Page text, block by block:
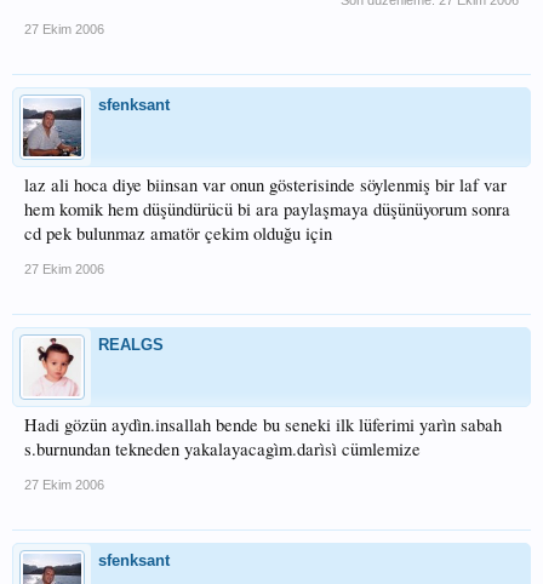
27 Ekim 2006
sfenksant
laz ali hoca diye biinsan var onun gösterisinde söylenmiş bir laf var
hem komik hem düşündürücü bi ara paylaşmaya düşünüyorum sonra
cd pek bulunmaz amatör çekim olduğu için
27 Ekim 2006
REALGS
Hadi gözün aydìn.insallah bende bu seneki ilk lüferimi yarìn sabah
s.burnundan tekneden yakalayacagìm.darìsì cümlemize
27 Ekim 2006
sfenksant